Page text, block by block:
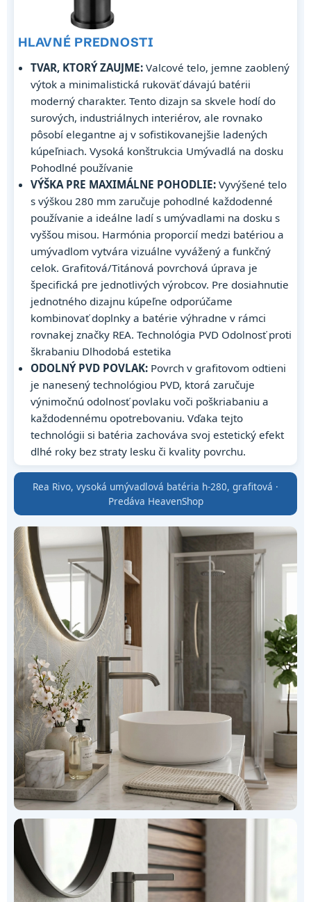
HLAVNÉ PREDNOSTI
TVAR, KTORÝ ZAUJME: Valcové telo, jemne zaoblený
výtok a minimalistická rukoväť dávajú batérii
moderný charakter. Tento dizajn sa skvele hodí do
surových, industriálnych interiérov, ale rovnako
pôsobí elegantne aj v sofistikovanejšie ladených
kúpeľniach. Vysoká konštrukcia Umývadlá na dosku
Pohodlné používanie
VÝŠKA PRE MAXIMÁLNE POHODLIE: Vyvýšené telo
s výškou 280 mm zaručuje pohodlné každodenné
používanie a ideálne ladí s umývadlami na dosku s
vyššou misou. Harmónia proporcií medzi batériou a
umývadlom vytvára vizuálne vyvážený a funkčný
celok. Grafitová/Titánová povrchová úprava je
špecifická pre jednotlivých výrobcov. Pre dosiahnutie
jednotného dizajnu kúpeľne odporúčame
kombinovať doplnky a batérie výhradne v rámci
rovnakej značky REA. Technológia PVD Odolnosť proti
škrabaniu Dlhodobá estetika
ODOLNÝ PVD POVLAK: Povrch v grafitovom odtieni
je nanesený technológiou PVD, ktorá zaručuje
výnimočnú odolnosť povlaku voči poškriabaniu a
každodennému opotrebovaniu. Vďaka tejto
technológii si batéria zachováva svoj estetický efekt
dlhé roky bez straty lesku či kvality povrchu.
Rea Rivo, vysoká umývadlová batéria h-280, grafitová ·
Predáva HeavenShop